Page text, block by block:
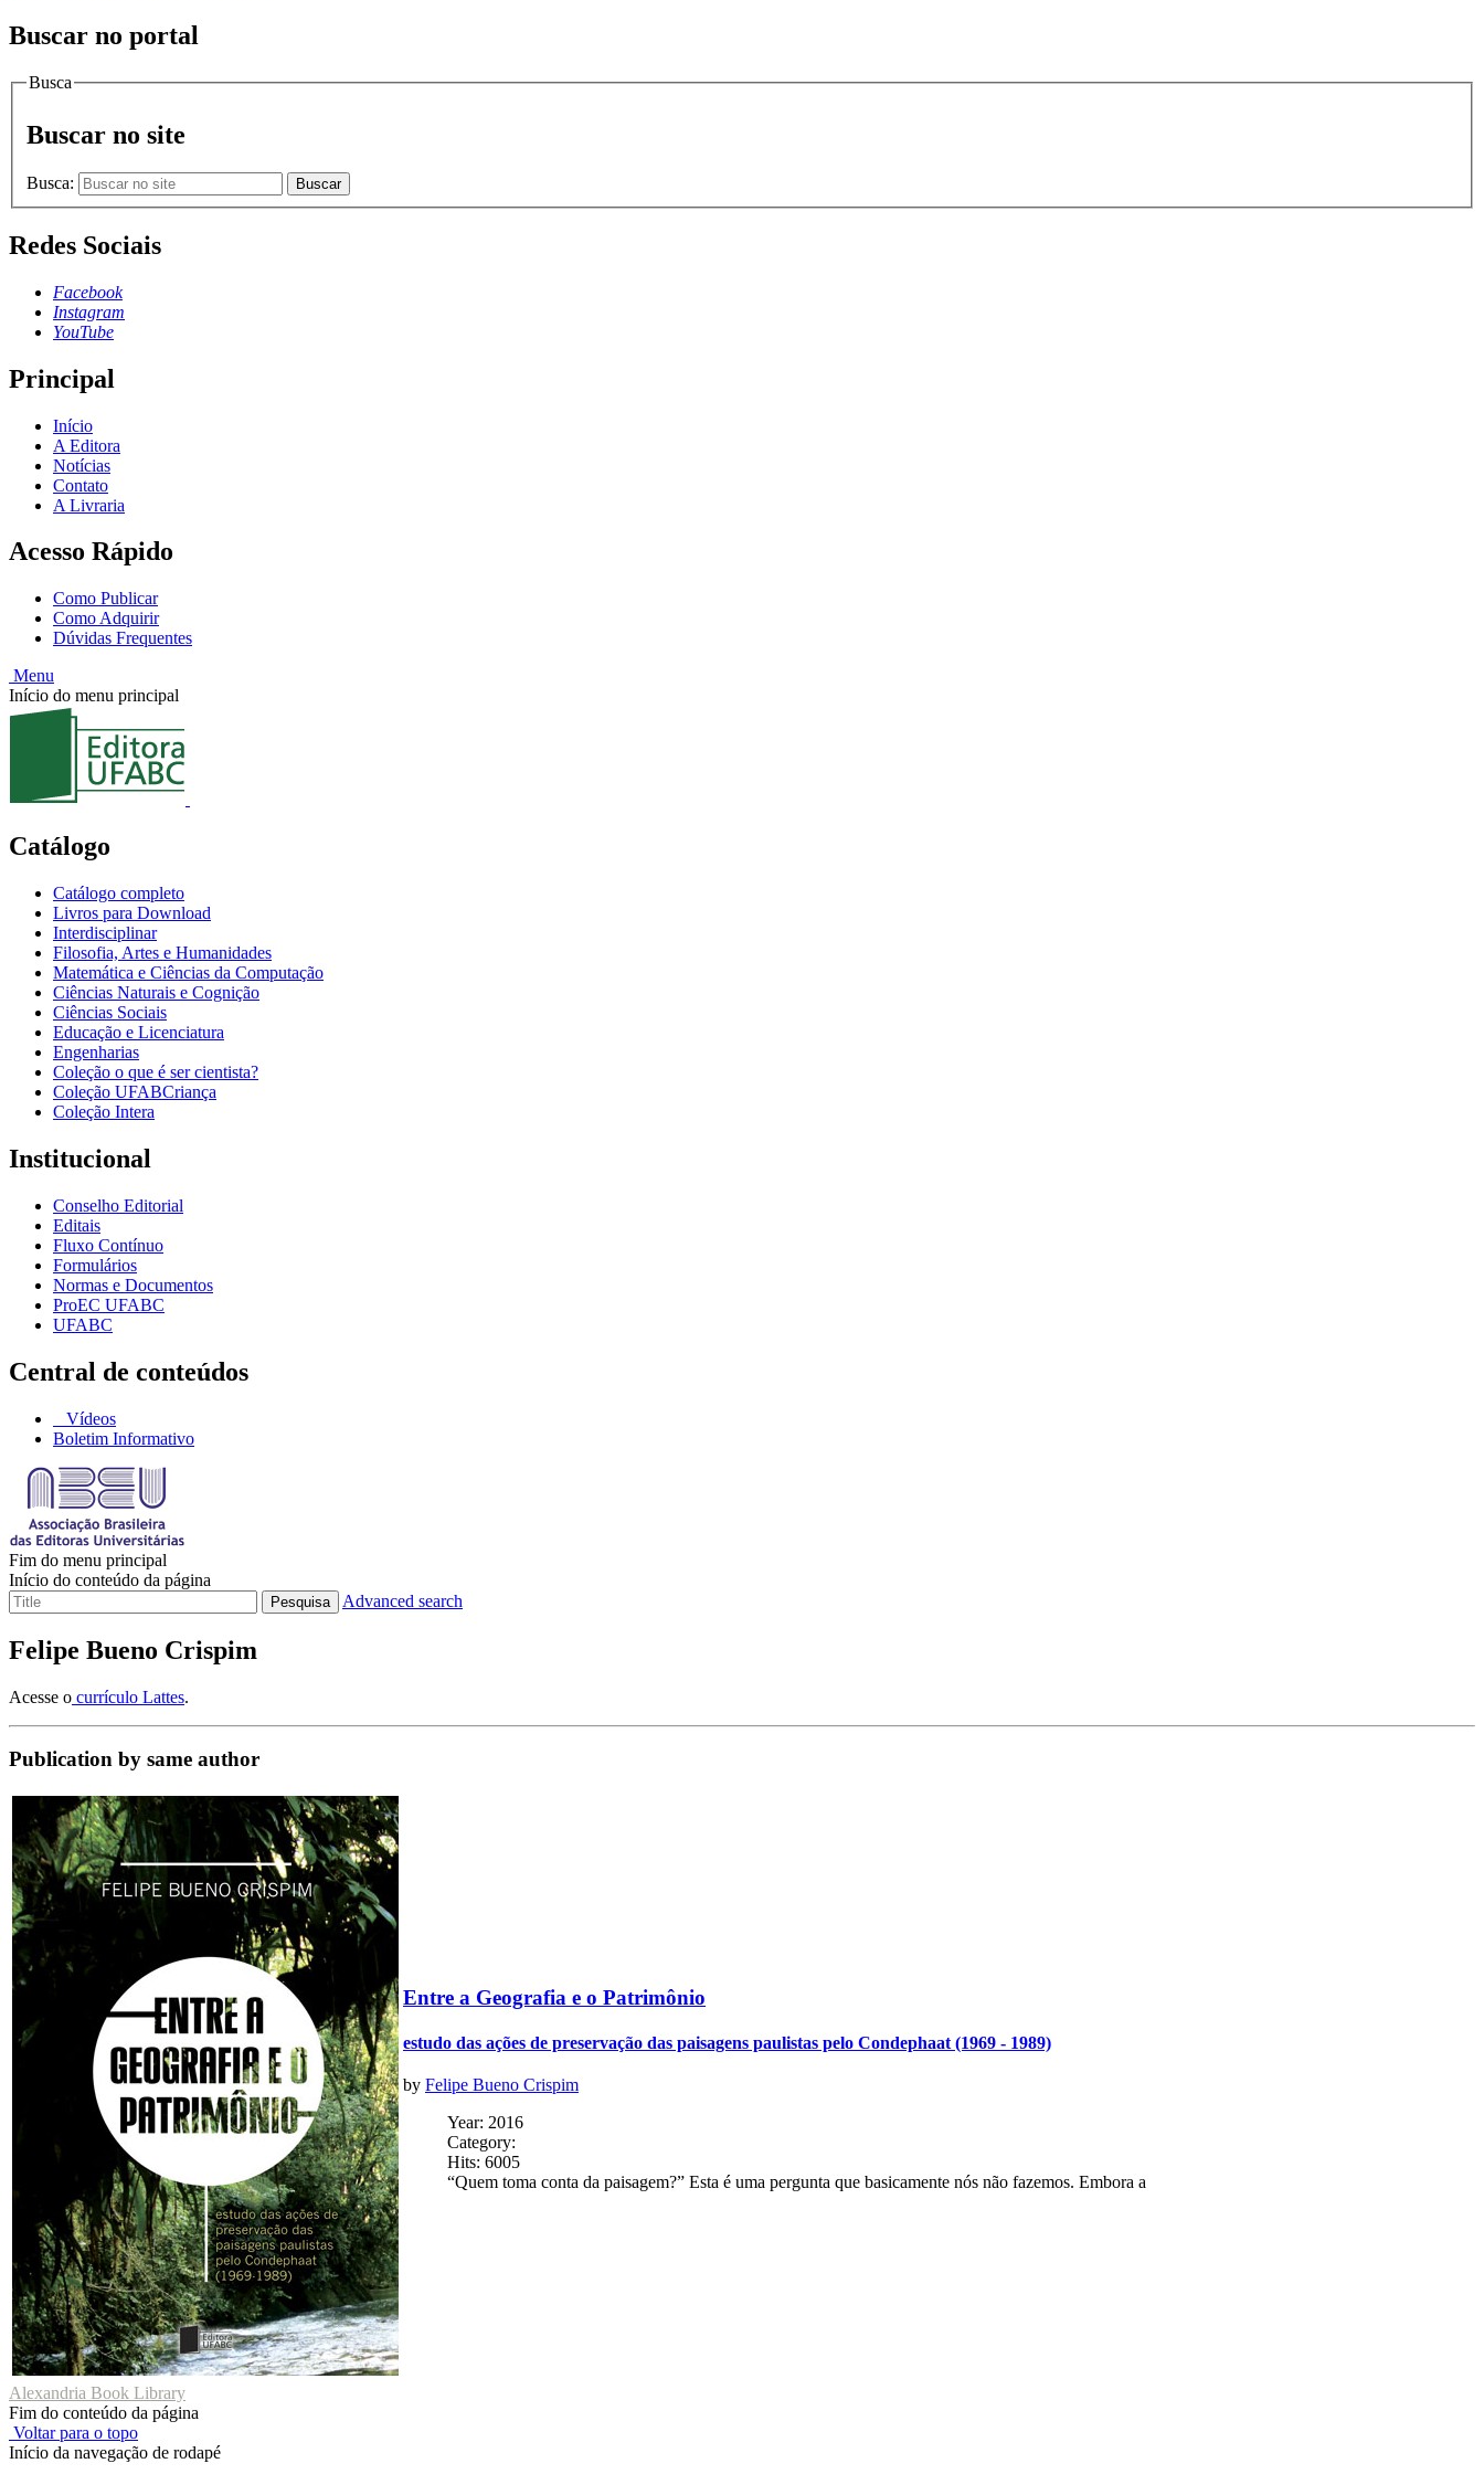
Buscar no portal
Busca
Buscar no site
Busca: Buscar
Redes Sociais
Facebook
Instagram
YouTube
Principal
Início
A Editora
Notícias
Contato
A Livraria
Acesso Rápido
Como Publicar
Como Adquirir
Dúvidas Frequentes
Menu
Início do menu principal
Catálogo
Catálogo completo
Livros para Download
Interdisciplinar
Filosofia, Artes e Humanidades
Matemática e Ciências da Computação
Ciências Naturais e Cognição
Ciências Sociais
Educação e Licenciatura
Engenharias
Coleção o que é ser cientista?
Coleção UFABCriança
Coleção Intera
Institucional
Conselho Editorial
Editais
Fluxo Contínuo
Formulários
Normas e Documentos
ProEC UFABC
UFABC
Central de conteúdos
Vídeos
Boletim Informativo
Fim do menu principal
Início do conteúdo da página
Pesquisa Advanced search
Felipe Bueno Crispim
Acesse o currículo Lattes.
Publication by same author
Entre a Geografia e o Patrimônio
estudo das ações de preservação das paisagens paulistas pelo Condephaat (1969 - 1989)
by Felipe Bueno Crispim
Year: 2016
Category:
Hits: 6005
“Quem toma conta da paisagem?” Esta é uma pergunta que basicamente nós não fazemos. Embora a
Alexandria Book Library
Fim do conteúdo da página
Voltar para o topo
Início da navegação de rodapé